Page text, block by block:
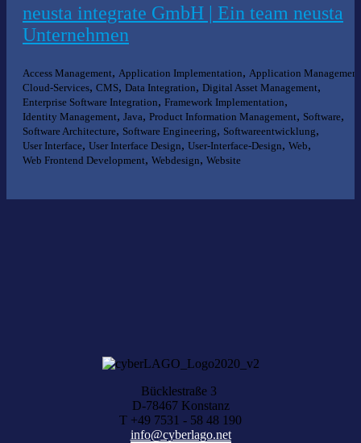
neusta integrate GmbH | Ein team neusta
Unternehmen
Access Management, Application Implementation, Application Management
Cloud-Services, CMS, Data Integration, Digital Asset Management,
Enterprise Software Integration, Framework Implementation,
Identity Management, Java, Product Information Management, Software,
Software Architecture, Software Engineering, Softwareentwicklung,
User Interface, User Interface Design, User-Interface-Design, Web,
Web Frontend Development, Webdesign, Website
Bücklestraße 3
D-78467 Konstanz
T +49 7531 - 58 48 190
info@cyberlago.net